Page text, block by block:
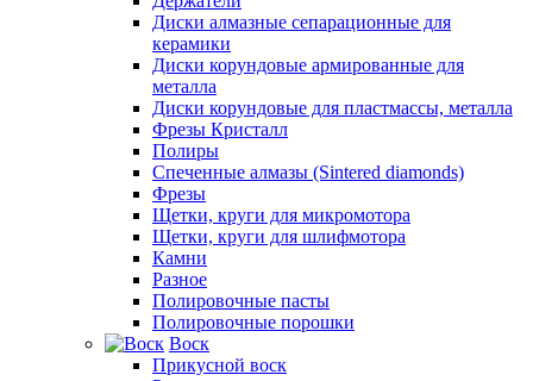
Диски алмазные сепарационные для
керамики
Диски корундовые армированные для
металла
Диски корундовые для пластмассы, металла
Фрезы Кристалл
Полиры
Спеченные алмазы (Sintered diamonds)
Фрезы
Щетки, круги для микромотора
Щетки, круги для шлифмотора
Камни
Разное
Полировочные пасты
Полировочные порошки
Воск
Прикусной воск